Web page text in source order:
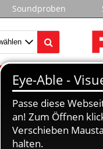
Soundproben
Modelle
Endwg.